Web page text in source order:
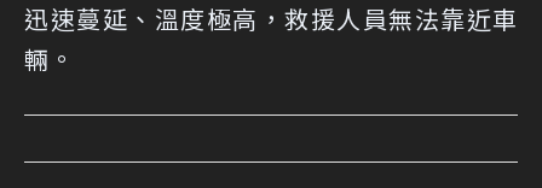
迅速蔓延、溫度極高，救援人員無法靠近車
輛。